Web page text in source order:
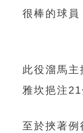
很棒的球員
此役溜馬
雅坎挹注
至於挾著